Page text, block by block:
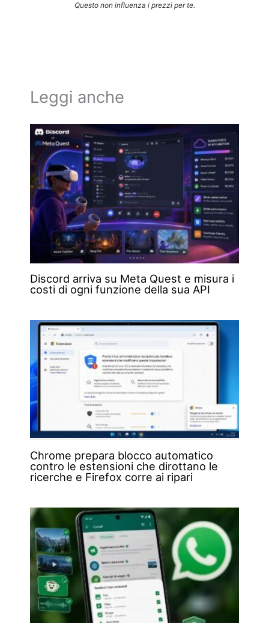
Questo non influenza i prezzi per te.
Leggi anche
Discord arriva su Meta Quest e misura i
costi di ogni funzione della sua API
Chrome prepara blocco automatico
contro le estensioni che dirottano le
ricerche e Firefox corre ai ripari